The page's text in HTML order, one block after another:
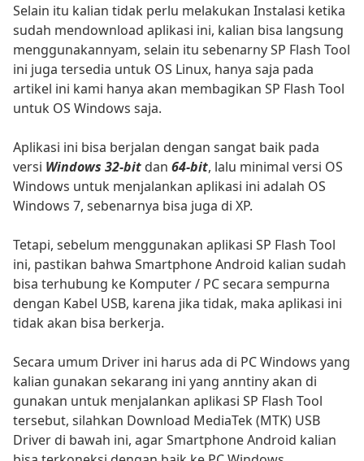
Selain itu kalian tidak perlu melakukan Instalasi ketika
sudah mendownload aplikasi ini, kalian bisa langsung
menggunakannyam, selain itu sebenarny SP Flash Tool
ini juga tersedia untuk OS Linux, hanya saja pada
artikel ini kami hanya akan membagikan SP Flash Tool
untuk OS Windows saja.
Aplikasi ini bisa berjalan dengan sangat baik pada
versi Windows 32-bit dan 64-bit, lalu minimal versi OS
Windows untuk menjalankan aplikasi ini adalah OS
Windows 7, sebenarnya bisa juga di XP.
Tetapi, sebelum menggunakan aplikasi SP Flash Tool
ini, pastikan bahwa Smartphone Android kalian sudah
bisa terhubung ke Komputer / PC secara sempurna
dengan Kabel USB, karena jika tidak, maka aplikasi ini
tidak akan bisa berkerja.
Secara umum Driver ini harus ada di PC Windows yang
kalian gunakan sekarang ini yang anntiny akan di
gunakan untuk menjalankan aplikasi SP Flash Tool
tersebut, silahkan Download MediaTek (MTK) USB
Driver di bawah ini, agar Smartphone Android kalian